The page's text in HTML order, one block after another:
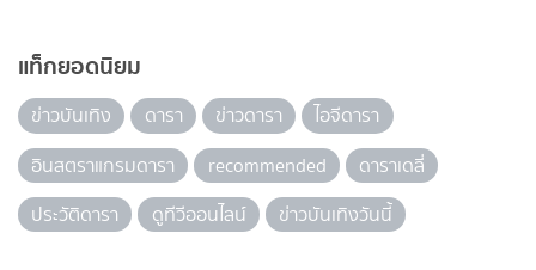
แท็กยอดนิยม
ข่าวบันเทิง ดารา ข่าวดารา
ไอจีดารา
อินสตราแกรมดารา
recommended
ดาราเดลี่
ประวัติดารา
ดูทีวีออนไลน์ ข่าวบันเทิงวันนี้